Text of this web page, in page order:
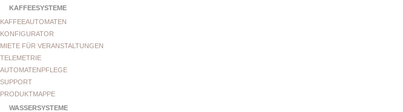
KAFFEESYSTEME
KAFFEEAUTOMATEN
KONFIGURATOR
MIETE FÜR VERANSTALTUNGEN
TELEMETRIE
AUTOMATENPFLEGE
SUPPORT
PRODUKTMAPPE
WASSERSYSTEME